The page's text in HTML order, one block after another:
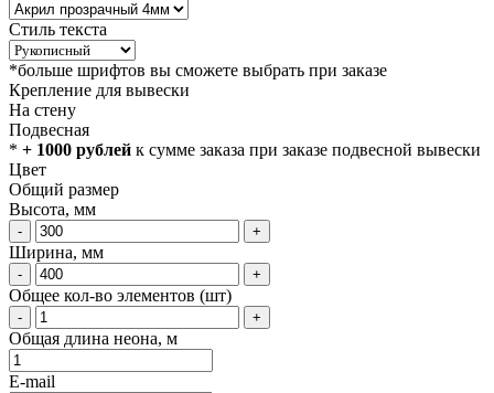
Стиль текста
*больше шрифтов вы сможете выбрать при заказе
Крепление для вывески
На стену
Подвесная
* + 1000 рублей к сумме заказа при заказе подвесной вывески
Цвет
Общий размер
Высота, мм
- +
Ширина, мм
- +
Общее кол-во элементов (шт)
- +
Общая длина неона, м
E-mail